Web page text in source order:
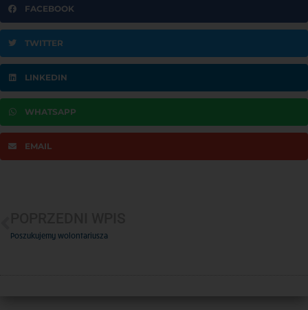
FACEBOOK
TWITTER
LINKEDIN
WHATSAPP
EMAIL
Poszukujemy wolontariusza